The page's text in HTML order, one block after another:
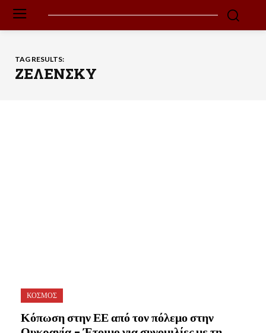
TAG RESULTS:
ΖΕΛΕΝΣΚΥ
ΚΟΣΜΟΣ
Κόπωση στην ΕΕ από τον πόλεμο στην